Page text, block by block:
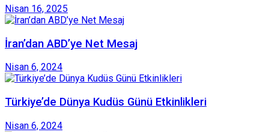
Nisan 16, 2025
İran’dan ABD’ye Net Mesaj
Nisan 6, 2024
Türkiye’de Dünya Kudüs Günü Etkinlikleri
Nisan 6, 2024